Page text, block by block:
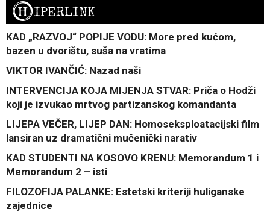
HIPERLINK
KAD „RAZVOJ“ POPIJE VODU: More pred kućom,
bazen u dvorištu, suša na vratima
VIKTOR IVANČIĆ: Nazad naši
INTERVENCIJA KOJA MIJENJA STVAR: Priča o Hodži
koji je izvukao mrtvog partizanskog komandanta
LIJEPA VEČER, LIJEP DAN: Homoseksploatacijski film
lansiran uz dramatični mučenički narativ
KAD STUDENTI NA KOSOVO KRENU: Memorandum 1 i
Memorandum 2 – isti
FILOZOFIJA PALANKE: Estetski kriteriji huliganske
zajednice